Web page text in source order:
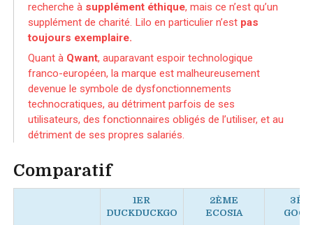
recherche à supplément éthique, mais ce n’est qu’un
supplément de charité. Lilo en particulier n’est pas
toujours exemplaire.
Quant à Qwant, auparavant espoir technologique
franco-européen, la marque est malheureusement
devenue le symbole de dysfonctionnements
technocratiques, au détriment parfois de ses
utilisateurs, des fonctionnaires obligés de l’utiliser, et au
détriment de ses propres salariés.
Comparatif
1ER
DUCKDUCKGO
2ÈME
ECOSIA